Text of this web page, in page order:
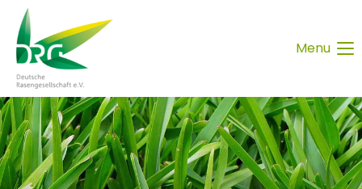
Menu